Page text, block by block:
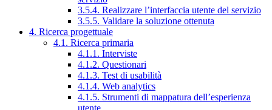
3.5.4. Realizzare l’interfaccia utente del servizio
3.5.5. Validare la soluzione ottenuta
4. Ricerca progettuale
4.1. Ricerca primaria
4.1.1. Interviste
4.1.2. Questionari
4.1.3. Test di usabilità
4.1.4. Web analytics
4.1.5. Strumenti di mappatura dell’esperienza
utente